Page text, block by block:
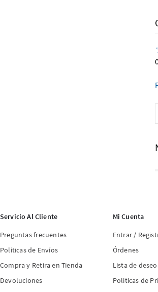
Servicio Al Cliente
Preguntas frecuentes
Políticas de Envíos
Compra y Retira en Tienda
Devoluciones
Mi Cuenta
Entrar /
Órdenes
Lista de
Políticas de